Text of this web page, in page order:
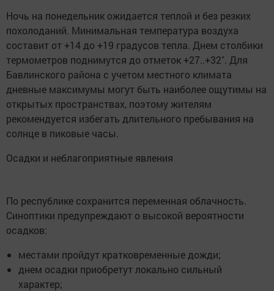
Ночь на понедельник ожидается теплой и без резких
похолоданий. Минимальная температура воздуха
составит от +14 до +19 градусов тепла. Днем столбики
термометров поднимутся до отметок +27..+32˚. Для
Бавлинского района с учетом местного климата
дневные максимумы могут быть наиболее ощутимы на
открытых пространствах, поэтому жителям
рекомендуется избегать длительного пребывания на
солнце в пиковые часы.
Осадки и неблагоприятные явления
По республике сохранится переменная облачность.
Синоптики предупреждают о высокой вероятности
осадков:
местами пройдут кратковременные дожди;
днем осадки приобретут локально сильный
характер;